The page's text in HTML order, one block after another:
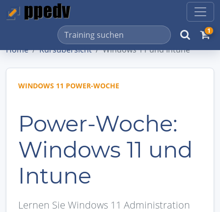
1
Home Kursübersicht Windows 11 und Intune
WINDOWS 11 POWER-WOCHE
Power-Woche:
Windows 11 und
Intune
Lernen Sie Windows 11 Administration